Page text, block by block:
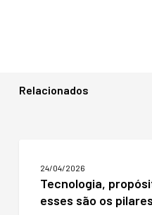
Relacionados
experiência:
esses
24/04/2026
Tecnologia,
esses são os